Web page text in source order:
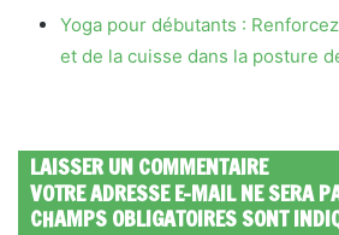
Yoga pour débutants :
et de la cuisse dans la posture
LAISSER UN COMMENTAIRE
VOTRE ADRESSE E-MAIL NE SERA
CHAMPS OBLIGATOIRES SONT